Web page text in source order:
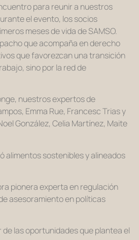
para reunir a nuestros
el evento, los socios
meses de vida de SAMSO.
que acompaña en derecho
que favorezcan una transición
sino por la red de
nuestros expertos de
Emma Rue, Francesc Trias y
González, Celia Martínez, Maite
alimentos sostenibles y alineados
pionera experta en regulación
asesoramiento en políticas
las oportunidades que plantea el